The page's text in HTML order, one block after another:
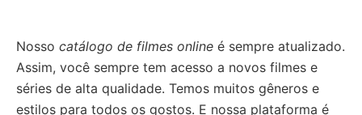
Nosso catálogo de filmes online é sempre atualizado.
Assim, você sempre tem acesso a novos filmes e
séries de alta qualidade. Temos muitos gêneros e
estilos para todos os gostos. E nossa plataforma é